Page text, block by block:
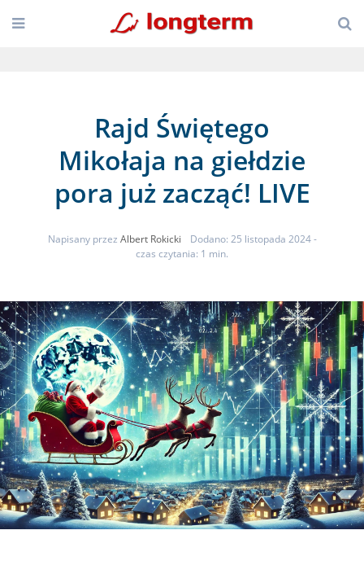
Rajd Świętego
Mikołaja na giełdzie
pora już zacząć! LIVE
Napisany przez Albert Rokicki Dodano: 25 listopada 2024 -
czas czytania: 1 min.